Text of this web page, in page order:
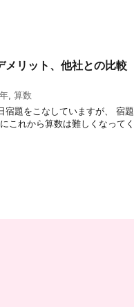
メリット、他社との比較
算数
宿題をこなしていますが、 宿題
これから算数は難しくなってく